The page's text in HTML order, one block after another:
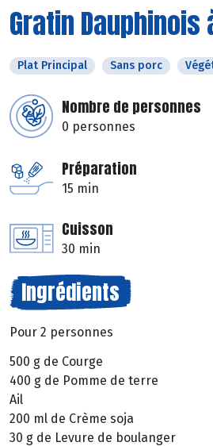
Gratin
Plat Principal Sans porc
Nombre de personnes
0 personnes
Préparation
15 min
Cuisson
30 min
Ingrédients
Pour 2 personnes
500 g de Courge
400 g de Pomme de terre
Ail
200 ml de Crème soja
30 g de Levure de boulanger